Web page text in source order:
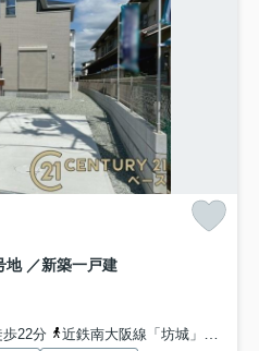
地 ／新築一戸建
22分
近鉄南大阪線「坊城」駅 徒歩25分